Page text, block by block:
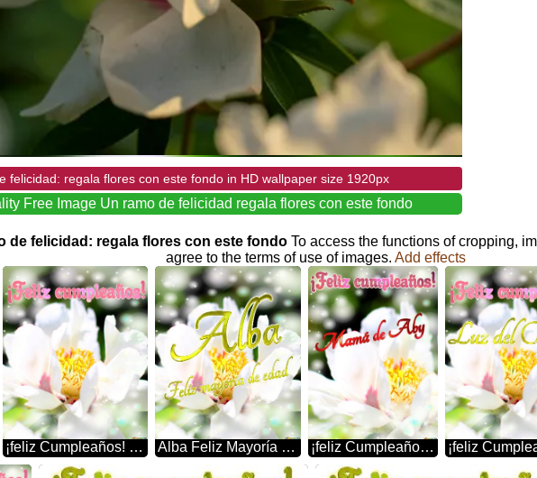
felicidad: regala flores con este fondo in HD wallpaper size 1920px
Free Image Un ramo de felicidad regala flores con este fondo
de felicidad: regala flores con este fondoTo access the functions of cropping,
agree to the terms of use of images.Add effects
¡feliz Cumpleaños! La Belleza Efímera De Las Flores Capturada En Una Imagen Alba Feliz Mayoría De Edad La Belleza Efímera De Las Flores Capturada En Una Imagen ¡feliz Cumpleaños! Mamá De Aby Flores De La Primavera: Una Explosión De Color Para Celebrar